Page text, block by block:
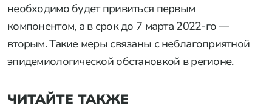
необходимо будет привиться первым
компонентом, а в срок до 7 марта 2022-го —
вторым. Такие меры связаны с неблагоприятной
эпидемиологической обстановкой в регионе.
ЧИТАЙТЕ ТАКЖЕ